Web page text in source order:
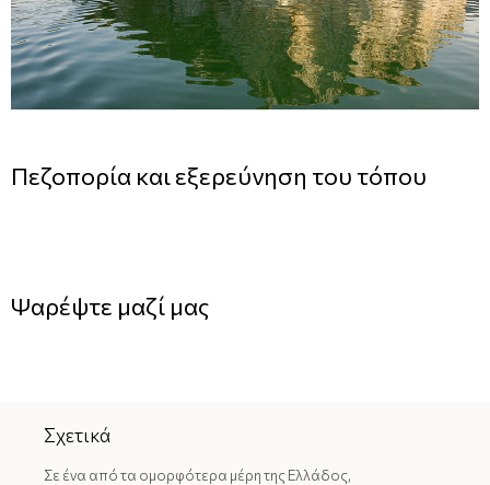
Πεζοπορία και εξερεύνηση του τόπου
Ψαρέψτε μαζί μας
Σχετικά
Σε ένα από τα ομορφότερα μέρη της Ελλάδος,